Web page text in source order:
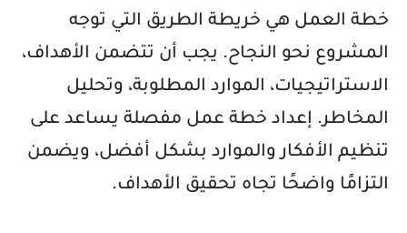
خطة العمل هي خريطة الطريق التي توجه
المشروع نحو النجاح. يجب أن تتضمن الأهداف،
الاستراتيجيات، الموارد المطلوبة، وتحليل
المخاطر. إعداد خطة عمل مفصلة يساعد على
تنظيم الأفكار والموارد بشكل أفضل، ويضمن
التزامًا واضحًا تجاه تحقيق الأهداف.